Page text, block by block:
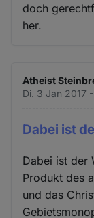
doch
her.
Atheist
Di. 3 Jan 2017 -
Dabei ist
Dabei ist der
Produkt des
und das